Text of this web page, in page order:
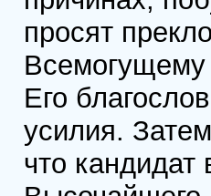
просят
Его
усилия.
что кандидат